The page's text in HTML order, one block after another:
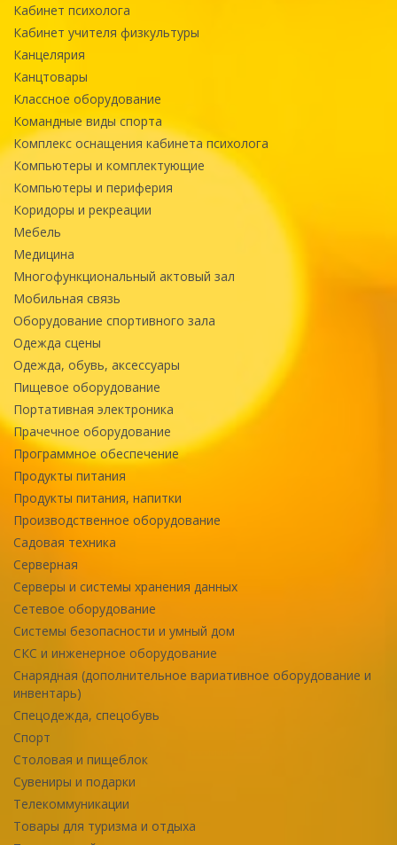
Кабинет психолога
Кабинет учителя физкультуры
Канцелярия
Канцтовары
Классное оборудование
Командные виды спорта
Комплекс оснащения кабинета психолога
Компьютеры и комплектующие
Компьютеры и периферия
Коридоры и рекреации
Мебель
Медицина
Многофункциональный актовый зал
Мобильная связь
Оборудование спортивного зала
Одежда сцены
Одежда, обувь, аксессуары
Пищевое оборудование
Портативная электроника
Прачечное оборудование
Программное обеспечение
Продукты питания
Продукты питания, напитки
Производственное оборудование
Садовая техника
Серверная
Серверы и системы хранения данных
Сетевое оборудование
Системы безопасности и умный дом
СКС и инженерное оборудование
Снарядная (дополнительное вариативное оборудование и
инвентарь)
Спецодежда, спецобувь
Спорт
Столовая и пищеблок
Сувениры и подарки
Телекоммуникации
Товары для туризма и отдыха